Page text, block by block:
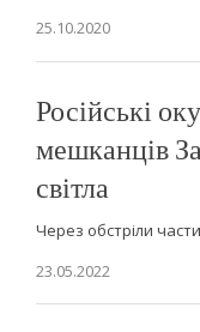
25.10.2020
Російські
мешканців
світла
Через обстріли
23.05.2022